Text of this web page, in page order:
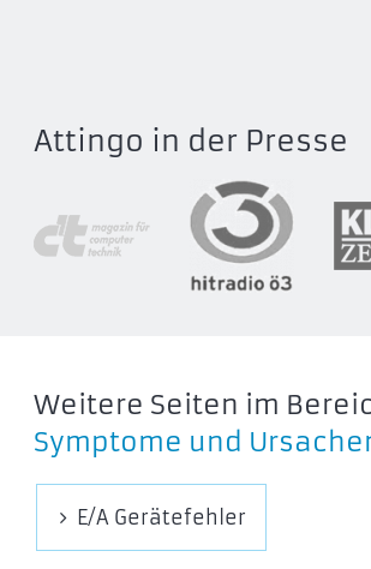
Attingo in der Presse
Weitere Seiten im
Symptome und
E/A Gerätefehler